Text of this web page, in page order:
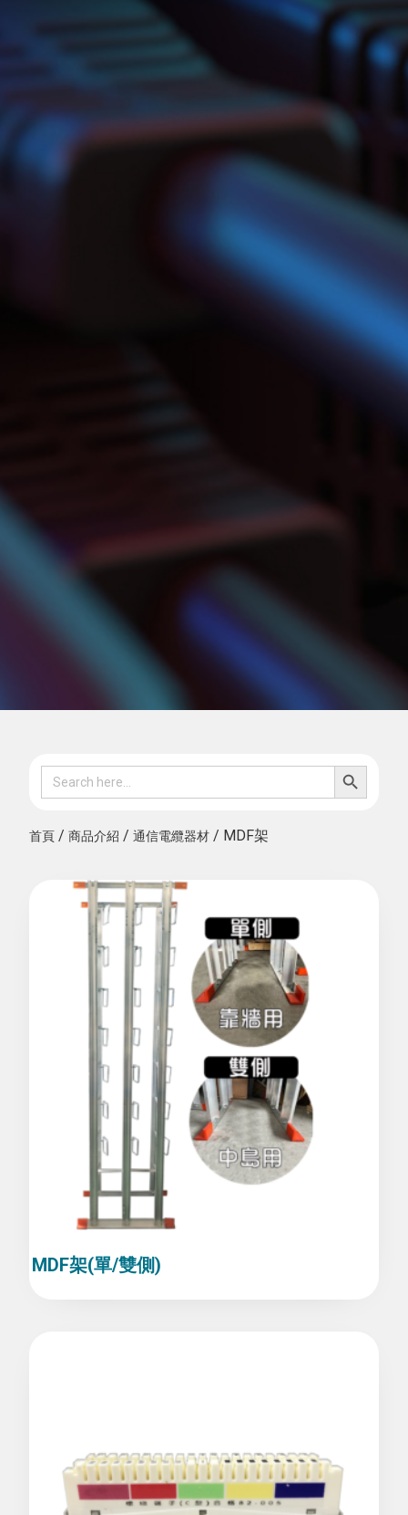
Search
for:
SEARCH
首頁 / 商品介紹 / 通信電纜器材 / MDF架
MDF架(單/雙側)